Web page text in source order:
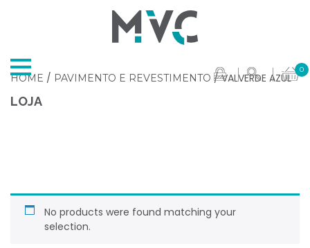
0
HOME / PAVIMENTO E REVESTIMENTO / VALVERDE AZUL
LOJA
No products were found matching your
selection.